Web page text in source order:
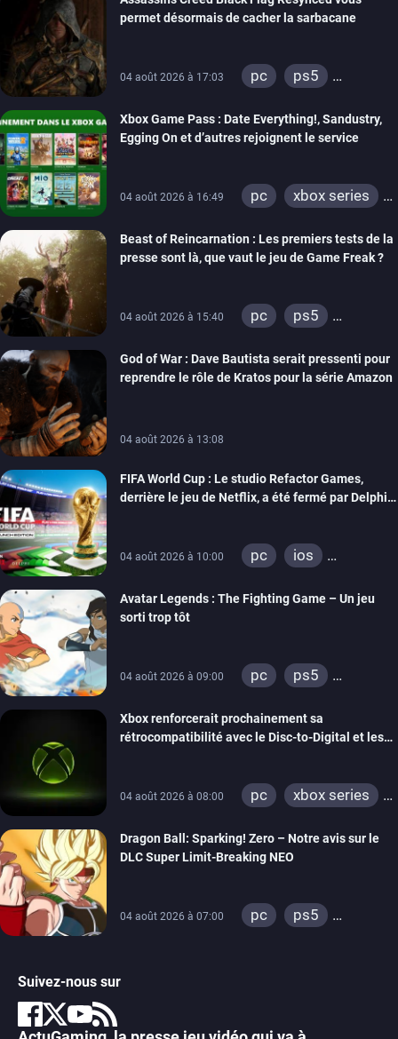
permet désormais de cacher la sarbacane
04 août 2026 à 17:03 pc
ps5
Xbox Game Pass : Date Everything!, Sandustry,
Egging On et d’autres rejoignent le service
04 août 2026 à 16:49 pc
xbox series
Beast of Reincarnation : Les premiers tests de la
presse sont là, que vaut le jeu de Game Freak ?
04 août 2026 à 15:40 pc
ps5
God of War : Dave Bautista serait pressenti pour
reprendre le rôle de Kratos pour la série Amazon
04 août 2026 à 13:08
FIFA World Cup : Le studio Refactor Games,
derrière le jeu de Netflix, a été fermé par Delphi
04 août 2026 à 10:00 pc
ios
Avatar Legends : The Fighting Game – Un jeu
sorti trop tôt
04 août 2026 à 09:00 pc
ps5
switch
switch 2
Xbox renforcerait prochainement sa
rétrocompatibilité avec le Disc-to-Digital et les
04 août 2026 à 08:00 pc
xbox series
xbox 360
Dragon Ball: Sparking! Zero – Notre avis sur le
DLC Super Limit-Breaking NEO
04 août 2026 à 07:00 pc
ps5
Suivez-nous sur